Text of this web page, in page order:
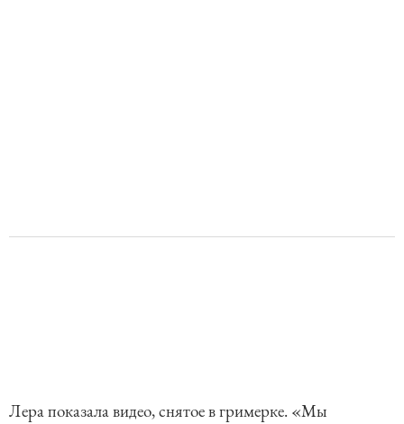
Лера показала видео, снятое в гримерке. «Мы